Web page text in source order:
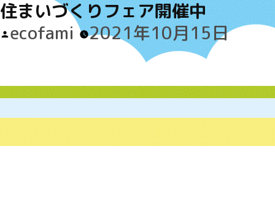
住まいづくりフェア開催中
Posted
ecofami 2021年10月15日